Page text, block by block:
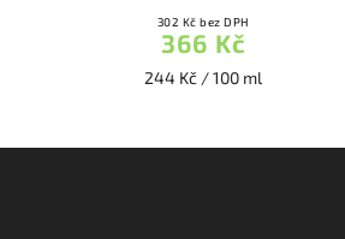
302 Kč bez DPH
366 Kč
244 Kč / 100 ml